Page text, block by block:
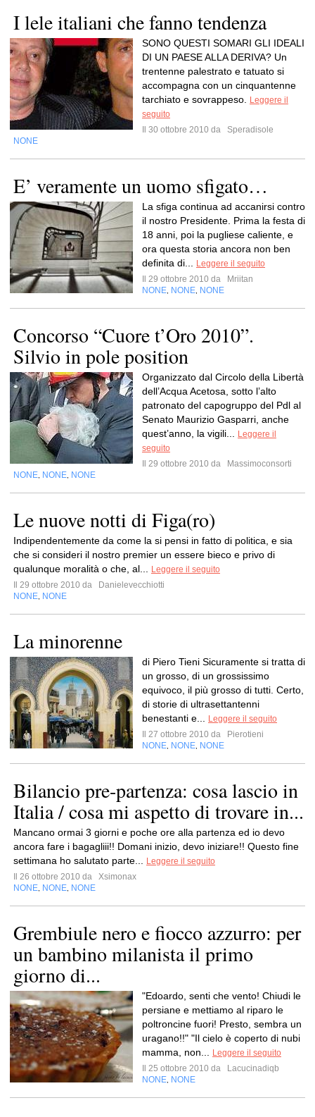
I lele italiani che fanno tendenza
SONO QUESTI SOMARI GLI IDEALI
DI UN PAESE ALLA DERIVA? Un
trentenne palestrato e tatuato si
accompagna con un cinquantenne
tarchiato e sovrappeso.
Leggere il
seguito
Il 30 ottobre 2010 da
Speradisole
NONE
E’ veramente un uomo sfigato…
La sfiga continua ad accanirsi contro
il nostro Presidente. Prima la festa di
18 anni, poi la pugliese caliente, e
ora questa storia ancora non ben
definita di...
Leggere il seguito
Il 29 ottobre 2010 da
Mriitan
NONE NONE NONE
Concorso “Cuore t’Oro 2010”.
Silvio in pole position
Organizzato dal Circolo della Libertà
dell’Acqua Acetosa, sotto l’alto
patronato del capogruppo del Pdl al
Senato Maurizio Gasparri, anche
quest’anno, la vigili...
Leggere il
seguito
Il 29 ottobre 2010 da
Massimoconsorti
NONE NONE NONE
Le nuove notti di Figa(ro)
Indipendentemente da come la si pensi in fatto di politica, e sia
che si consideri il nostro premier un essere bieco e privo di
qualunque moralità o che, al...
Leggere il seguito
Il 29 ottobre 2010 da
Danielevecchiotti
NONE NONE
La minorenne
di Piero Tieni Sicuramente si tratta di
un grosso, di un grossissimo
equivoco, il più grosso di tutti. Certo,
di storie di ultrasettantenni
benestanti e...
Leggere il seguito
Il 27 ottobre 2010 da
Pierotieni
NONE NONE NONE
Bilancio pre-partenza: cosa lascio in
Italia / cosa mi aspetto di trovare in...
Mancano ormai 3 giorni e poche ore alla partenza ed io devo
ancora fare i bagagliii!! Domani inizio, devo iniziare!! Questo fine
settimana ho salutato parte...
Leggere il seguito
Il 26 ottobre 2010 da
Xsimonax
NONE NONE NONE
Grembiule nero e fiocco azzurro: per
un bambino milanista il primo
giorno di...
"Edoardo, senti che vento! Chiudi le
persiane e mettiamo al riparo le
poltroncine fuori! Presto, sembra un
uragano!!" "Il cielo è coperto di nubi
mamma, non...
Leggere il seguito
Il 25 ottobre 2010 da
Lacucinadiqb
NONE NONE